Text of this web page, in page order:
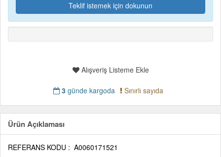
Teklif istemek için dokunun
Alışveriş Listeme Ekle
3günde kargoda Sınırlı sayıda
Ürün Açıklaması
REFERANS KODU : A0060171521